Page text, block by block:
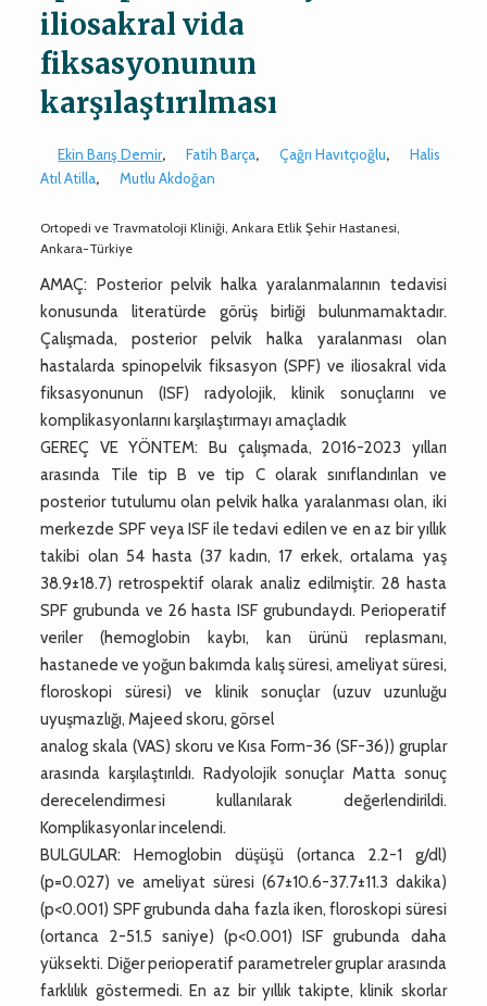
iliosakral vida
fiksasyonunun
karşılaştırılması
Ekin Barış Demir, Fatih Barça, Çağrı Havıtçıoğlu,
Halis
Atıl Atilla, Mutlu Akdoğan
Ortopedi ve Travmatoloji Kliniği, Ankara Etlik Şehir Hastanesi,
Ankara-Türkiye
AMAÇ: Posterior pelvik halka yaralanmalarının tedavisi
konusunda literatürde görüş birliği bulunmamaktadır.
Çalışmada, posterior pelvik halka yaralanması olan
hastalarda spinopelvik fiksasyon (SPF) ve iliosakral vida
fiksasyonunun (ISF) radyolojik, klinik sonuçlarını ve
komplikasyonlarını karşılaştırmayı amaçladık
GEREÇ VE YÖNTEM: Bu çalışmada, 2016-2023 yılları
arasında Tile tip B ve tip C olarak sınıflandırılan ve
posterior tutulumu olan pelvik halka yaralanması olan, iki
merkezde SPF veya ISF ile tedavi edilen ve en az bir yıllık
takibi olan 54 hasta (37 kadın, 17 erkek, ortalama yaş
38.9±18.7) retrospektif olarak analiz edilmiştir. 28 hasta
SPF grubunda ve 26 hasta ISF grubundaydı. Perioperatif
veriler (hemoglobin kaybı, kan ürünü replasmanı,
hastanede ve yoğun bakımda kalış süresi, ameliyat süresi,
floroskopi süresi) ve klinik sonuçlar (uzuv uzunluğu
uyuşmazlığı, Majeed skoru, görsel
analog skala (VAS) skoru ve Kısa Form-36 (SF-36)) gruplar
arasında karşılaştırıldı. Radyolojik sonuçlar Matta sonuç
derecelendirmesi kullanılarak değerlendirildi.
Komplikasyonlar incelendi.
BULGULAR: Hemoglobin düşüşü (ortanca 2.2-1 g/dl)
(p=0.027) ve ameliyat süresi (67±10.6-37.7±11.3 dakika)
(p<0.001) SPF grubunda daha fazla iken, floroskopi süresi
(ortanca 2-51.5 saniye) (p<0.001) ISF grubunda daha
yüksekti. Diğer perioperatif parametreler gruplar arasında
farklılık göstermedi. En az bir yıllık takipte, klinik skorlar